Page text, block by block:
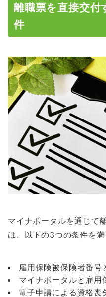
離職票を直接交
件
マイナポータルを通じて
は、以下の3つの条件を満
雇用保険被保険者番号
マイナポータルと雇用
電子申請による資格喪